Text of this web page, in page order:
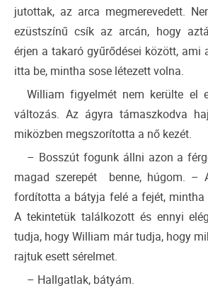
jutottak, az arca megmerevedett.
ezüstszínű csík az arcán, hogy
érjen a takaró gyűrődései között, ami
itta be, mintha sose létezett volna.
William figyelmét nem kerülte el
változás. Az ágyra támaszkodva
miközben megszorította a nő kezét.
– Bosszút fogunk állni azon a
magad szerepét benne, húgom. –
fordította a bátyja felé a fejét, mintha
A tekintetük találkozott és ennyi
tudja, hogy William már tudja, hogy
rajtuk esett sérelmet.
– Hallgatlak, bátyám.